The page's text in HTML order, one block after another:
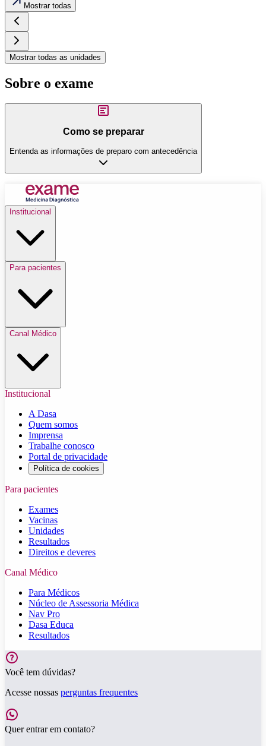
Mostrar todas
Mostrar todas as unidades
Sobre o exame
Como se preparar
Entenda as informações de preparo com antecedência
Institucional
Para pacientes
Canal Médico
Institucional
A Dasa
Quem somos
Imprensa
Trabalhe conosco
Portal de privacidade
Política de cookies
Para pacientes
Exames
Vacinas
Unidades
Resultados
Direitos e deveres
Canal Médico
Para Médicos
Núcleo de Assessoria Médica
Nav Pro
Dasa Educa
Resultados
Você tem dúvidas?
Acesse nossas perguntas frequentes
Quer entrar em contato?